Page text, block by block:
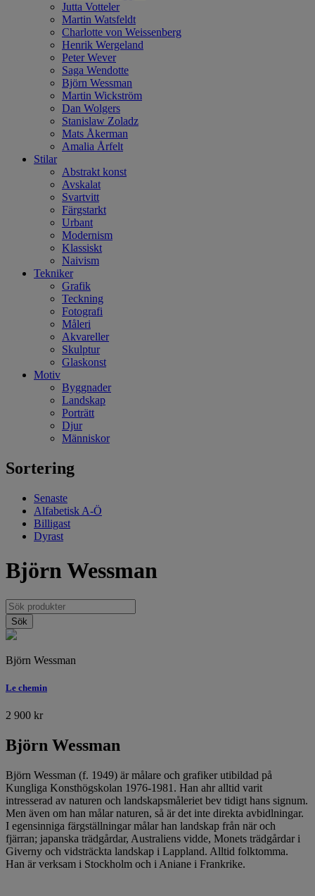
Jutta Votteler
Martin Watsfeldt
Charlotte von Weissenberg
Henrik Wergeland
Peter Wever
Saga Wendotte
Björn Wessman
Martin Wickström
Dan Wolgers
Stanislaw Zoladz
Mats Åkerman
Amalia Årfelt
Stilar
Abstrakt konst
Avskalat
Svartvitt
Färgstarkt
Urbant
Modernism
Klassiskt
Naivism
Tekniker
Grafik
Teckning
Fotografi
Måleri
Akvareller
Skulptur
Glaskonst
Motiv
Byggnader
Landskap
Porträtt
Djur
Människor
Sortering
Senaste
Alfabetisk A-Ö
Billigast
Dyrast
Björn Wessman
Björn Wessman
Le chemin
2 900 kr
Björn Wessman
Björn Wessman (f. 1949) är målare och grafiker utibildad på
Kungliga Konsthögskolan 1976-1981. Han ahr alltid varit
intresserad av naturen och landskapsmåleriet bev tidigt hans signum.
Men även om han målar naturen, så är det inte direkta avbidlningar.
I egensinniga färgställningar målar han landskap från när och
fjärran; japanska trädgårdar, Australiens vidde, Monets trädgårdar i
Giverny och vidsträckta landskap i Lappland. Alltid folktomma.
Han är verksam i Stockholm och i Aniane i Frankrike.